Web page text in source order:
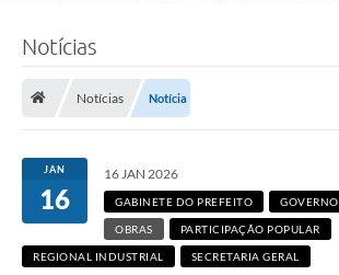
Notícias
Notícias Notícia
JAN
16
16 JAN 2026
GABINETE DO PREFEITO GOVERNO
OBRAS PARTICIPAÇÃO POPULAR
REGIONAL INDUSTRIAL SECRETARIA GERAL
u
c
i
S
a